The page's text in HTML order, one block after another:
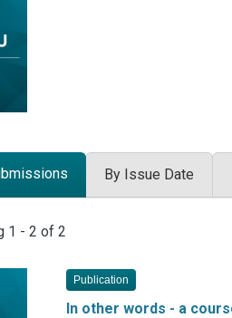
By Issue Date
1 - 2 of 2
Publication
In other words - a